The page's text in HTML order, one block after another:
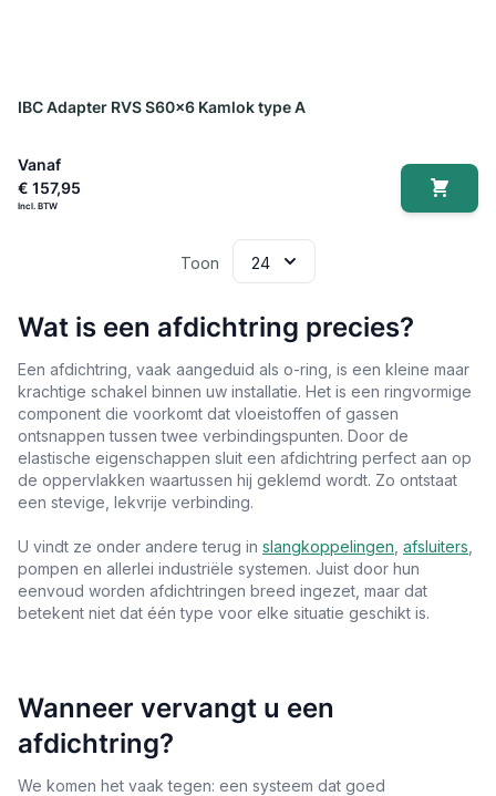
IBC Adapter RVS S60x6 Kamlok type A
Vanaf
€ 157,95
Toon
Wat is een afdichtring precies?
Een afdichtring, vaak aangeduid als o-ring, is een kleine maar
krachtige schakel binnen uw installatie. Het is een ringvormige
component die voorkomt dat vloeistoffen of gassen
ontsnappen tussen twee verbindingspunten. Door de
elastische eigenschappen sluit een afdichtring perfect aan op
de oppervlakken waartussen hij geklemd wordt. Zo ontstaat
een stevige, lekvrije verbinding.
U vindt ze onder andere terug in slangkoppelingen afsluiters
pompen en allerlei industriële systemen. Juist door hun
eenvoud worden afdichtringen breed ingezet, maar dat
betekent niet dat één type voor elke situatie geschikt is.
Wanneer vervangt u een
afdichtring?
We komen het vaak tegen: een systeem dat goed